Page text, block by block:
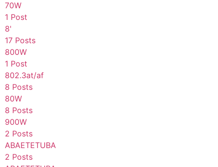
70W
1 Post
8'
17 Posts
800W
1 Post
802.3at/af
8 Posts
80W
8 Posts
900W
2 Posts
ABAETETUBA
2 Posts